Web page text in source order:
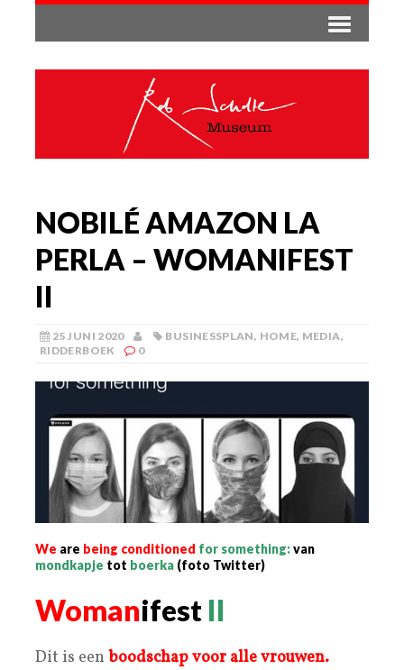
NOBILÉ AMAZON LA
PERLA – WOMANIFEST
II
25 JUNI 2020 BUSINESSPLAN, HOME, MEDIA,
RIDDERBOEK
0
We are being conditioned for something:van
mondkapje tot boerka (foto Twitter)
Womanifest II
Dit is een boodschapvoor allevrouwen.